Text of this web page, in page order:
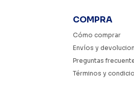
COMPRA
Cómo comprar
Envíos y
Preguntas
Términos y